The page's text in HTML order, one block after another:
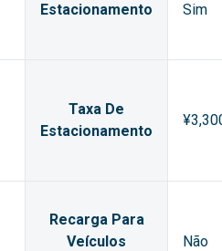
Estacionamento Sim
Taxa De
Estacionamento
Recarga Para
Veículos
Não